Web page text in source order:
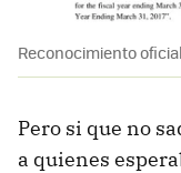
Reconocimiento
Pero si que no
a quienes